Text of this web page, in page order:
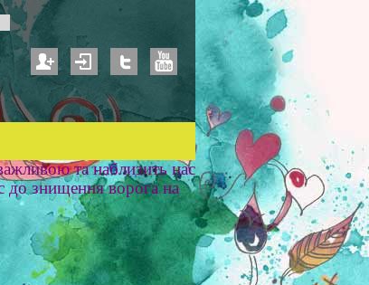
та наблизить нас
до знищення ворога на